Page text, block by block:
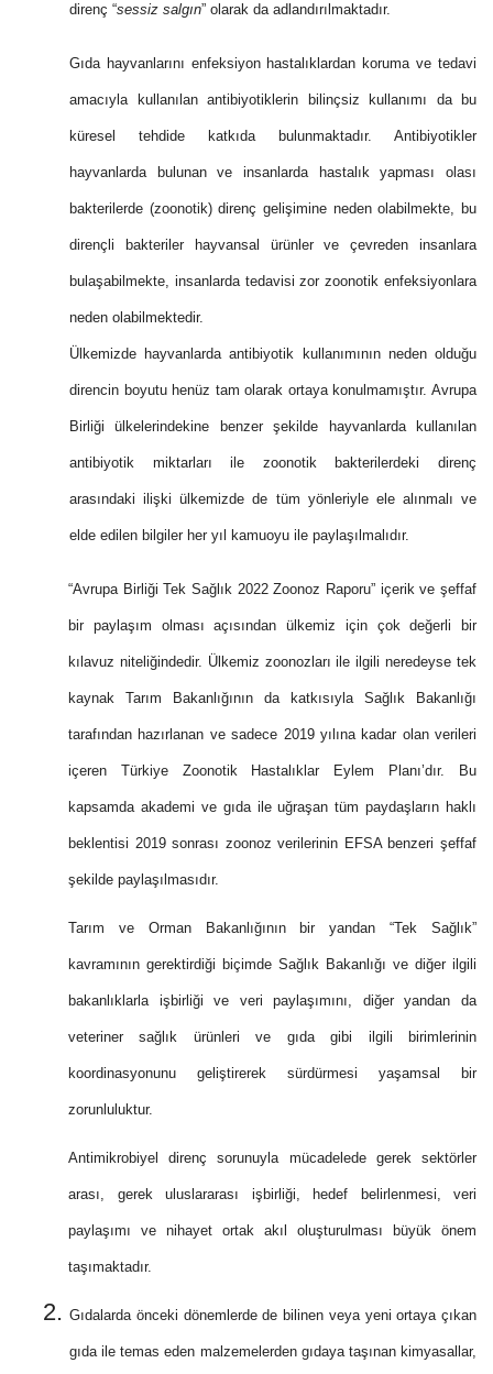
direnç “sessiz salgın” olarak da adlandırılmaktadır.
Gıda hayvanlarını enfeksiyon hastalıklardan koruma ve tedavi
amacıyla kullanılan antibiyotiklerin bilinçsiz kullanımı da bu
küresel tehdide katkıda bulunmaktadır. Antibiyotikler
hayvanlarda bulunan ve insanlarda hastalık yapması olası
bakterilerde (zoonotik) direnç gelişimine neden olabilmekte, bu
dirençli bakteriler hayvansal ürünler ve çevreden insanlara
bulaşabilmekte, insanlarda tedavisi zor zoonotik enfeksiyonlara
neden olabilmektedir.
Ülkemizde hayvanlarda antibiyotik kullanımının neden olduğu
direncin boyutu henüz tam olarak ortaya konulmamıştır. Avrupa
Birliği ülkelerindekine benzer şekilde hayvanlarda kullanılan
antibiyotik miktarları ile zoonotik bakterilerdeki direnç
arasındaki ilişki ülkemizde de tüm yönleriyle ele alınmalı ve
elde edilen bilgiler her yıl kamuoyu ile paylaşılmalıdır.
“Avrupa Birliği Tek Sağlık 2022 Zoonoz Raporu” içerik ve şeffaf
bir paylaşım olması açısından ülkemiz için çok değerli bir
kılavuz niteliğindedir. Ülkemiz zoonozları ile ilgili neredeyse tek
kaynak Tarım Bakanlığının da katkısıyla Sağlık Bakanlığı
tarafından hazırlanan ve sadece 2019 yılına kadar olan verileri
içeren Türkiye Zoonotik Hastalıklar Eylem Planı’dır. Bu
kapsamda akademi ve gıda ile uğraşan tüm paydaşların haklı
beklentisi 2019 sonrası zoonoz verilerinin EFSA benzeri şeffaf
şekilde paylaşılmasıdır.
Tarım ve Orman Bakanlığının bir yandan “Tek Sağlık”
kavramının gerektirdiği biçimde Sağlık Bakanlığı ve diğer ilgili
bakanlıklarla işbirliği ve veri paylaşımını, diğer yandan da
veteriner sağlık ürünleri ve gıda gibi ilgili birimlerinin
koordinasyonunu geliştirerek sürdürmesi yaşamsal bir
zorunluluktur.
Antimikrobiyel direnç sorunuyla mücadelede gerek sektörler
arası, gerek uluslararası işbirliği, hedef belirlenmesi, veri
paylaşımı ve nihayet ortak akıl oluşturulması büyük önem
taşımaktadır.
Gıdalarda önceki dönemlerde de bilinen veya yeni ortaya çıkan
gıda ile temas eden malzemelerden gıdaya taşınan kimyasallar,